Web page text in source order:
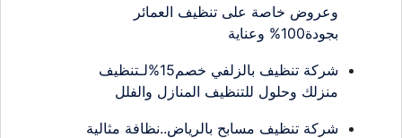
وعروض خاصة على تنظيف العمائر
بجودة100% وعناية
شركة تنظيف بالزلفي خصم15%لـتنظيف
منزلك وحلول للتنظيف المنازل والفلل
شركة تنظيف مسابح بالرياض..نظافة مثالية